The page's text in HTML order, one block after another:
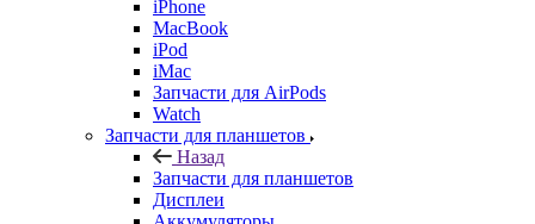
iPhone
MacBook
iPod
iMac
Запчасти для AirPods
Watch
Запчасти для планшетов
Назад
Запчасти для планшетов
Дисплеи